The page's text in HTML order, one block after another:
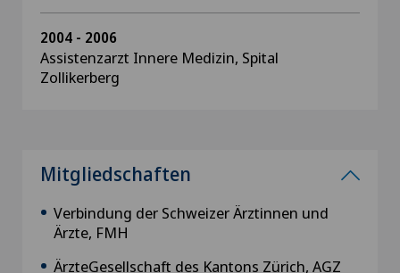
2004 - 2006
Assistenzarzt Innere Medizin, Spital
Zollikerberg
Mitgliedschaften
Verbindung der Schweizer Ärztinnen und
Ärzte, FMH
ÄrzteGesellschaft des Kantons Zürich, AGZ